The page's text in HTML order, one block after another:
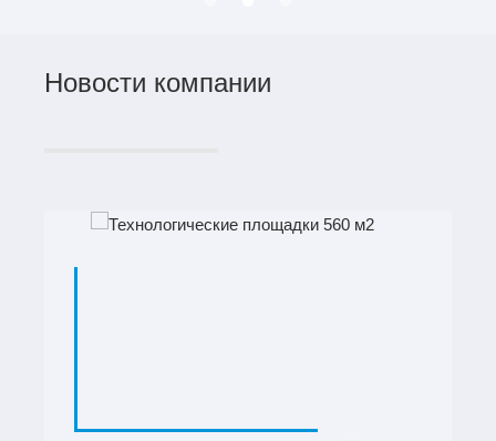
Новости компании